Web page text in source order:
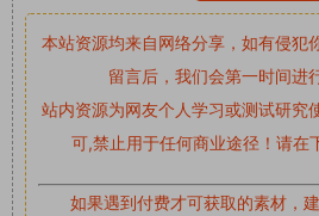
本站资源均来自网络分享，如有侵犯
留言后，我们会第一时间进
站内资源为网友个人学习或测试研究
可,禁止用于任何商业途径！请在
如果遇到付费才可获取的素材，